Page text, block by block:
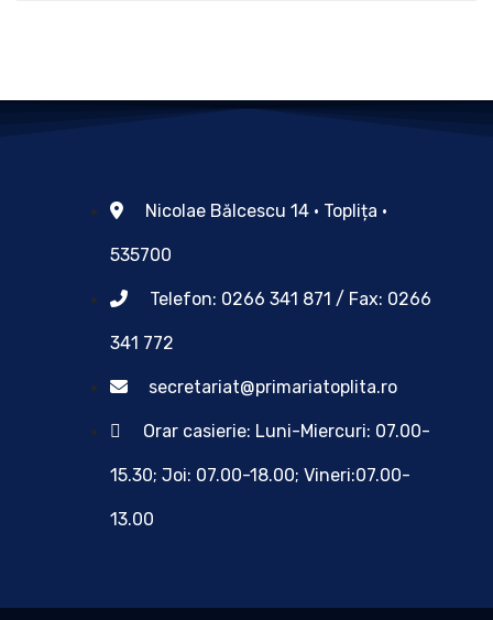
Nicolae Bălcescu 14 • Toplița •
535700
Telefon: 0266 341 871 / Fax: 0266
341 772
secretariat@primariatoplita.ro
Orar casierie: Luni-Miercuri: 07.00-
15.30; Joi: 07.00-18.00; Vineri:07.00-
13.00